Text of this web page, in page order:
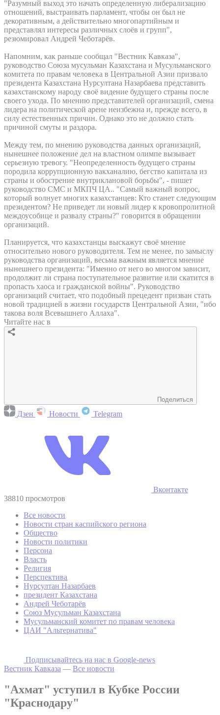
"Разумный выход это начать определенную либерализацию
отношений, выстраивать парламент, чтобы он был не
декоративным, а действительно многопартийным и
представлял интересы различных слоёв и групп",
резюмировал Андрей Чеботарёв.
Напомним, как раньше сообщал "Вестник Кавказа",
руководство Союза мусульман Казахстана и Мусульманского
комитета по правам человека в Центральной Азии призвало
президента Казахстана Нурсултана Назарбаева представить
казахстанскому народу своё видение будущего страны после
своего ухода. По мнению представителей организаций, смена
лидера на политической арене неизбежна и, прежде всего, в
силу естественных причин. Однако это не должно стать
причиной смуты и раздора.
Между тем, по мнению руководства данных организаций,
нынешнее положение дел на властном олимпе вызывает
серьезную тревогу. "Неопределенность будущего страны
породила коррупционную вакханалию, бегство капитала из
страны и обострение внутриклановой борьбы", - пишет
руководство СМС и МКПЧ ЦА.. "Самый важный вопрос,
который волнует многих казахстанцев: Кто станет следующим
президентом? Не приведет ли новый лидер к кровопролитной
междоусобице и развалу страны?" говорится в обращении
организаций.
Планируется, что казахстанцы выскажут своё мнение
относительно нового руководителя. Тем не менее, по замыслу
руководства организаций, весьма важным является мнение
нынешнего президента: "Именно от него во многом зависит,
продолжит ли страна поступательное развитие или скатится в
пропасть хаоса и гражданской войны". Руководство
организаций считает, что подобный прецедент призван стать
новой традицией в жизни государств Центральной Азии, "ибо
такова воля Всевышнего Аллаха".
Читайте нас в
Поделиться
Дзен Новости Telegram
Вконтакте
38810 просмотров
Все новости
Новости стран каспийского региона
Общество
Новости политики
Персона
Власть
Религия
Перспектива
Нурсултан Назарбаев
президент Казахстана
Андрей Чеботарёв
Союз Мусульман Казахстана
Мусульманский комитет по правам человека
ЦАИ "Альтернатива"
Подписывайтесь на наc в Google-news
Вестник Кавказа — Все новости
"Ахмат" уступил в Кубке России
"Краснодару"